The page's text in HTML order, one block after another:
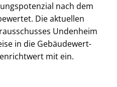
nach dem
Die aktuellen
Undenheim
in die Ge­bäu­de­wert­
mit ein.